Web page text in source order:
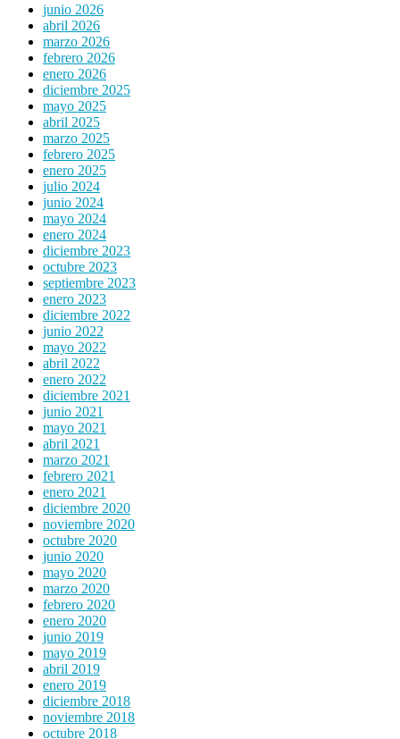
junio 2026
abril 2026
marzo 2026
febrero 2026
enero 2026
diciembre 2025
mayo 2025
abril 2025
marzo 2025
febrero 2025
enero 2025
julio 2024
junio 2024
mayo 2024
enero 2024
diciembre 2023
octubre 2023
septiembre 2023
enero 2023
diciembre 2022
junio 2022
mayo 2022
abril 2022
enero 2022
diciembre 2021
junio 2021
mayo 2021
abril 2021
marzo 2021
febrero 2021
enero 2021
diciembre 2020
noviembre 2020
octubre 2020
junio 2020
mayo 2020
marzo 2020
febrero 2020
enero 2020
junio 2019
mayo 2019
abril 2019
enero 2019
diciembre 2018
noviembre 2018
octubre 2018